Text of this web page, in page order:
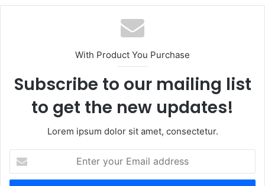
With Product You Purchase
Subscribe to our mailing list
to get the new updates!
Lorem ipsum dolor sit amet, consectetur.
your
Email